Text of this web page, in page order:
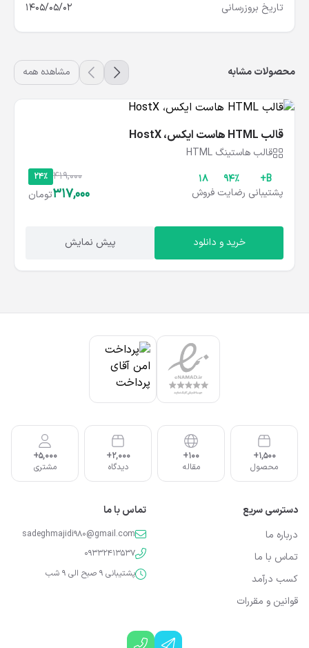
تاریخ بروزرسانی 1405/05/02
محصولات مشابه مشاهده همه
قالب HTML هاست ایکس، HostX
قالب هاستینگ HTML
B+
پشتیبانی
۹۴%
رضایت
18
فروش
24% 419,000
317,000تومان
خرید و دانلود پیش نمایش
1,500+
محصول
100+
مقاله
2,000+
دیدگاه
5,000+
مشتری
دسترسی سریع
درباره ما
تماس با ما
کسب درآمد
قوانین و مقررات
تماس با ما
sadeghmajidi980@gmail.com
09332413537
پشتیبانی 9 صبح الی 9 شب